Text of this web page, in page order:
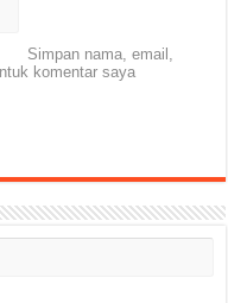
Simpan nama, email,
komentar saya